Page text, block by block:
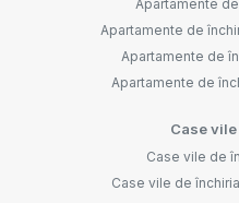
Apartamente
Apartamente de
Apartamente de
Apartamente de
Case
Case vile de
Case vile de